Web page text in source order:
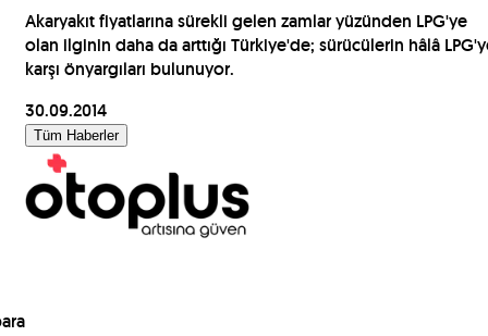
Akaryakıt fiyatlarına sürekli gelen zamlar yüzünden LPG'ye
olan ilginin daha da arttığı Türkiye'de; sürücülerin hâlâ
karşı önyargıları bulunuyor.
30.09.2014
Tüm Haberler